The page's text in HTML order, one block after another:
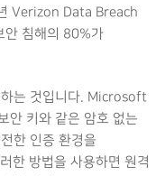
Verizon Data Breach
침해의 80%가
하는 것입니다. Microsoft
키와 같은 암호 없는
한 인증 환경을
한 방법을 사용하면 원격